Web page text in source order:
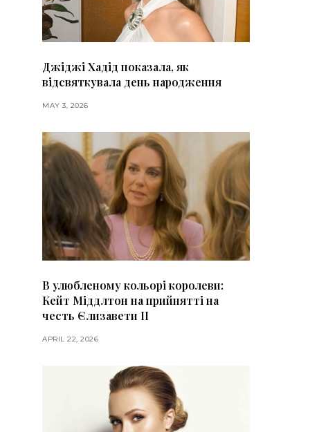
Джіджі Хадід показала, як
відсвяткувала день народження
MAY 3, 2026
В улюбленому кольорі королеви:
Кейт Міддлтон на прийнятті на
честь Єлизавети II
APRIL 22, 2026